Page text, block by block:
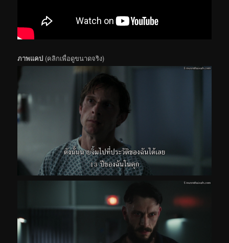
ภาพแคป (คลิกเพื่อดูขนาดจริง)